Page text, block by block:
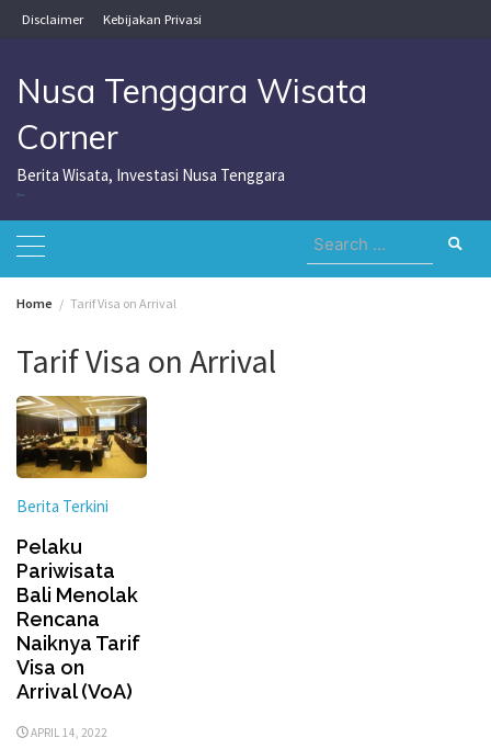
Skip
to
Disclaimer Kebijakan Privasi
Nusa Tenggara Wisata
Corner
Berita Wisata, Investasi Nusa Tenggara
Search
for:
Home Tarif Visa on Arrival
Tarif Visa on Arrival
Berita Terkini
Pelaku
Pariwisata
Bali Menolak
Rencana
Naiknya Tarif
Visa on
Arrival (VoA)
APRIL 14, 2022